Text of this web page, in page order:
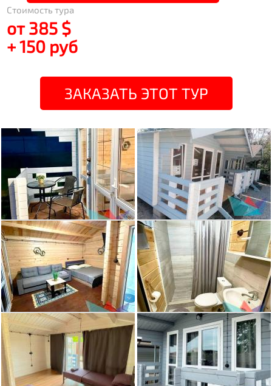
Стоимость тура
от 385 $
+ 150 руб
ЗАКАЗАТЬ ЭТОТ ТУР